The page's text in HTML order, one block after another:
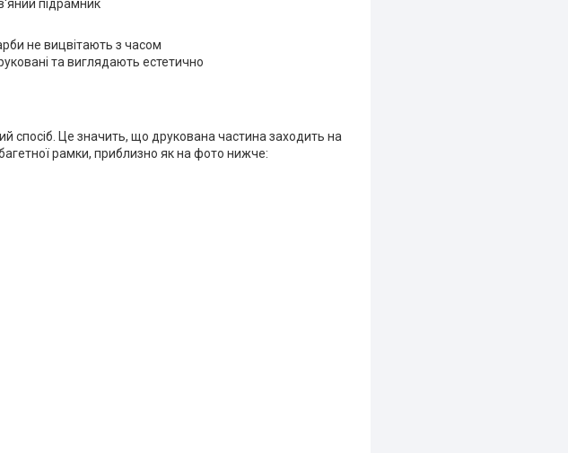
підрамник
не вицвітають з часом
та виглядають естетично
спосіб. Це значить, що друкована частина заходить на
рамки, приблизно як на фото нижче: